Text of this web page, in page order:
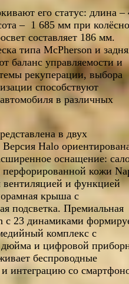
его статус: длина –
– 1 685 мм при
составляет 186 мм.
типа McPherson и
баланс управляемости и
рекуперации, выбора
способствуют
в различных
в двух
Halo
оснащение:
кожи
и функцией
крыша с
подсветка. Премиальная
с 23 динамиками
комплекс с
и цифровой
беспроводные
интеграцию со